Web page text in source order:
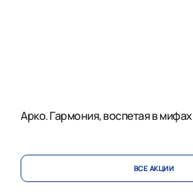
Арко. Гармония, воспетая в мифах
ВСЕ АКЦИИ